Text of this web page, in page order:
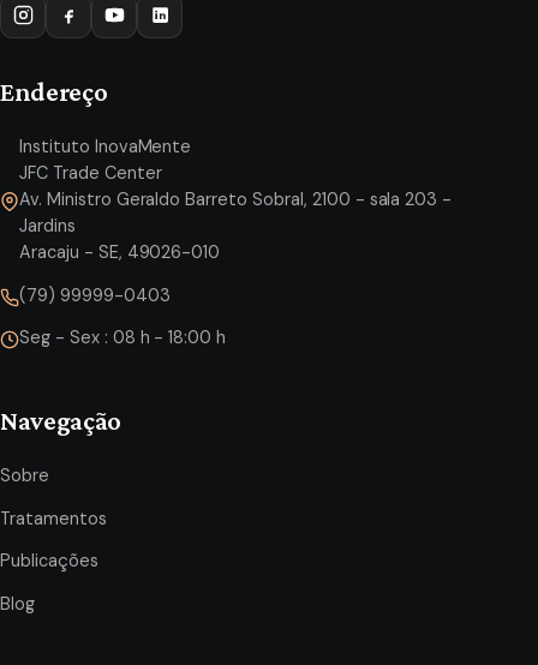
Endereço
Instituto InovaMente
JFC Trade Center
Av. Ministro Geraldo Barreto Sobral, 2100 - sala 203 -
Jardins
Aracaju - SE, 49026-010
(79) 99999-0403
Seg - Sex : 08 h - 18:00 h
Navegação
Sobre
Tratamentos
Publicações
Blog